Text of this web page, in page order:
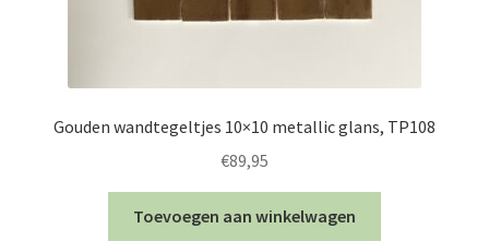
Gouden wandtegeltjes 10×10 metallic glans, TP108
€89,95
Toevoegen aan winkelwagen